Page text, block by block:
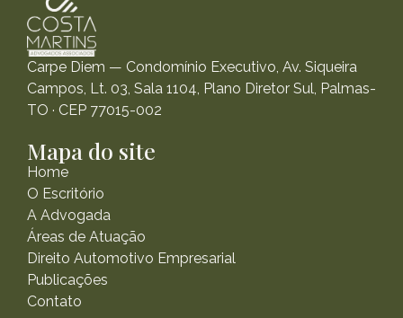
Carpe Diem — Condomínio Executivo, Av. Siqueira
Campos, Lt. 03, Sala 1104, Plano Diretor Sul, Palmas-
TO · CEP 77015-002
Mapa do site
Home
O Escritório
A Advogada
Áreas de Atuação
Direito Automotivo Empresarial
Publicações
Contato